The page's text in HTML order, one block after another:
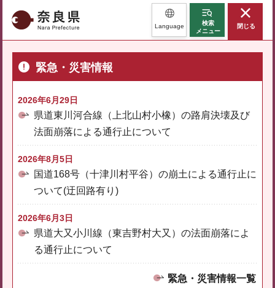
奈良県 Language
検索
メニュー
閉じる
緊急・災害情報
2026年6月29日
県道東川河合線（上北山村小橡）の路肩決壊及び
法面崩落による通行止について
2026年8月5日
国道168号（十津川村平谷）の崩土による通行止に
ついて(迂回路有り)
2026年6月3日
県道大又小川線（東吉野村大又）の法面崩落によ
る通行止について
緊急・災害情報一覧